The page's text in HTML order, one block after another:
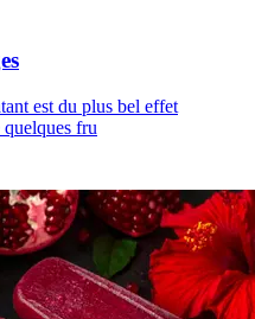
est du plus bel effet
fru